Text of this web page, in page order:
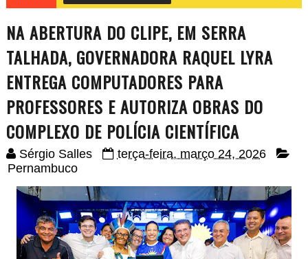
NA ABERTURA DO CLIPE, EM SERRA
TALHADA, GOVERNADORA RAQUEL LYRA
ENTREGA COMPUTADORES PARA
PROFESSORES E AUTORIZA OBRAS DO
COMPLEXO DE POLÍCIA CIENTÍFICA
Sérgio Salles
terça-feira, março 24, 2026
Pernambuco